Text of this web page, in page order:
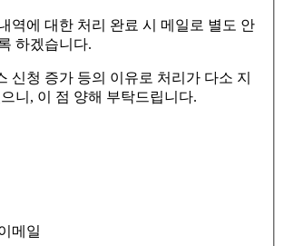
역에 대한 처리 완료 시 메일로 별도 안
하겠습니다.
신청 증가 등의 이유로 처리가 다소 지
니, 이 점 양해 부탁드립니다.
메일